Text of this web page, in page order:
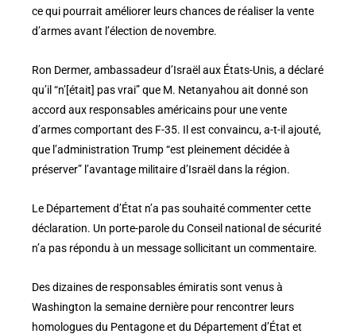
ce qui pourrait améliorer leurs chances de réaliser la vente
d’armes avant l’élection de novembre.
Ron Dermer, ambassadeur d’Israël aux États-Unis, a déclaré
qu’il “n’[était] pas vrai” que M. Netanyahou ait donné son
accord aux responsables américains pour une vente
d’armes comportant des F-35. Il est convaincu, a-t-il ajouté,
que l’administration Trump “est pleinement décidée à
préserver” l’avantage militaire d’Israël dans la région.
Le Département d’État n’a pas souhaité commenter cette
déclaration. Un porte-parole du Conseil national de sécurité
n’a pas répondu à un message sollicitant un commentaire.
Des dizaines de responsables émiratis sont venus à
Washington la semaine dernière pour rencontrer leurs
homologues du Pentagone et du Département d’État et